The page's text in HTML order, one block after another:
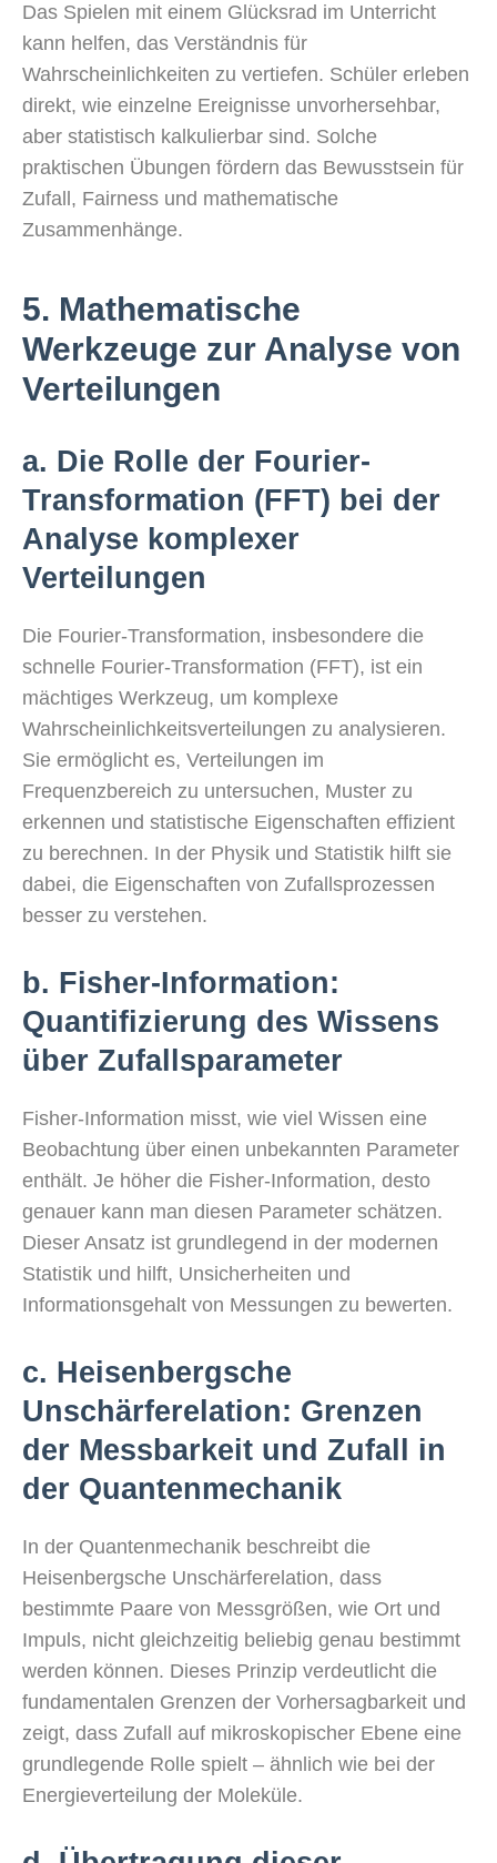
Das Spielen mit einem Glücksrad im Unterricht
kann helfen, das Verständnis für
Wahrscheinlichkeiten zu vertiefen. Schüler erleben
direkt, wie einzelne Ereignisse unvorhersehbar,
aber statistisch kalkulierbar sind. Solche
praktischen Übungen fördern das Bewusstsein für
Zufall, Fairness und mathematische
Zusammenhänge.
5. Mathematische
Werkzeuge zur Analyse von
Verteilungen
a. Die Rolle der Fourier-
Transformation (FFT) bei der
Analyse komplexer
Verteilungen
Die Fourier-Transformation, insbesondere die
schnelle Fourier-Transformation (FFT), ist ein
mächtiges Werkzeug, um komplexe
Wahrscheinlichkeitsverteilungen zu analysieren.
Sie ermöglicht es, Verteilungen im
Frequenzbereich zu untersuchen, Muster zu
erkennen und statistische Eigenschaften effizient
zu berechnen. In der Physik und Statistik hilft sie
dabei, die Eigenschaften von Zufallsprozessen
besser zu verstehen.
b. Fisher-Information:
Quantifizierung des Wissens
über Zufallsparameter
Fisher-Information misst, wie viel Wissen eine
Beobachtung über einen unbekannten Parameter
enthält. Je höher die Fisher-Information, desto
genauer kann man diesen Parameter schätzen.
Dieser Ansatz ist grundlegend in der modernen
Statistik und hilft, Unsicherheiten und
Informationsgehalt von Messungen zu bewerten.
c. Heisenbergsche
Unschärferelation: Grenzen
der Messbarkeit und Zufall in
der Quantenmechanik
In der Quantenmechanik beschreibt die
Heisenbergsche Unschärferelation, dass
bestimmte Paare von Messgrößen, wie Ort und
Impuls, nicht gleichzeitig beliebig genau bestimmt
werden können. Dieses Prinzip verdeutlicht die
fundamentalen Grenzen der Vorhersagbarkeit und
zeigt, dass Zufall auf mikroskopischer Ebene eine
grundlegende Rolle spielt – ähnlich wie bei der
Energieverteilung der Moleküle.